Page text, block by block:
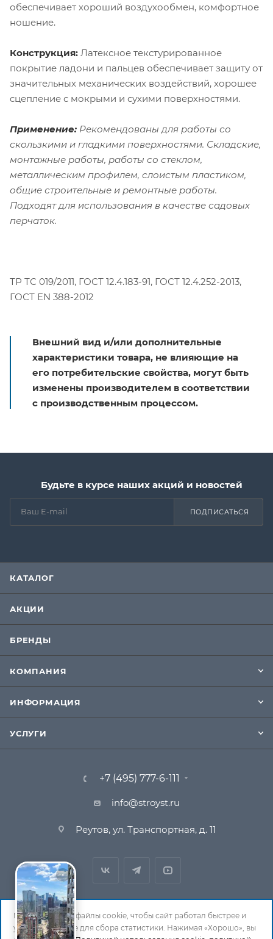
обеспечивает хороший воздухообмен, комфортное
ношение.
Конструкция: Латексное текстурированное
покрытие ладони и пальцев обеспечивает защиту от
значительных механических воздействий, хорошее
сцепление с мокрыми и сухими поверхностями.
Применение: Рекомендованы для работы со
скользкими и гладкими поверхностями. Складские,
монтажные работы, работы со стеклом,
металлическим профилем, слоистым пластиком,
общие строительные и ремонтные работы.
Подходят для использования в качестве садовых
перчаток.
ТР ТС 019/2011, ГОСТ 12.4.183-91, ГОСТ 12.4.252-2013,
ГОСТ EN 388-2012
Внешний вид и/или дополнительные
характеристики товара, не влияющие на
его потребительские свойства, могут быть
изменены производителем в соответствии
с производственным процессом.
Будьте в курсе наших акций и новостей
ПОДПИСАТЬСЯ
КАТАЛОГ
АКЦИИ
БРЕНДЫ
КОМПАНИЯ
ИНФОРМАЦИЯ
УСЛУГИ
+7 (495) 777-6-111
info@stroyst.ru
Реутов, ул. Транспортная, д. 11
Мы используем файлы cookie, чтобы сайт работал быстрее и
удобнее, а также для сбора статистики. Нажимая «Хорошо», вы